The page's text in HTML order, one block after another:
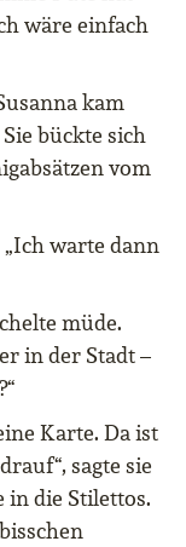
wäre einfach
kam
bückte sich
vom
„Ich warte dann
müde.
in der Stadt –
Karte. Da ist
sagte sie
in die Stilettos.